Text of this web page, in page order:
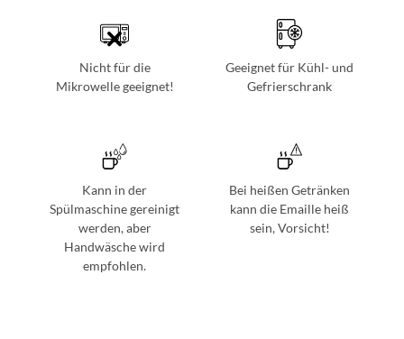
Nicht für die
Mikrowelle geeignet!
Geeignet für Kühl- und
Gefrierschrank
Kann in der
Spülmaschine gereinigt
werden, aber
Handwäsche wird
empfohlen.
Bei heißen Getränken
kann die Emaille heiß
sein, Vorsicht!